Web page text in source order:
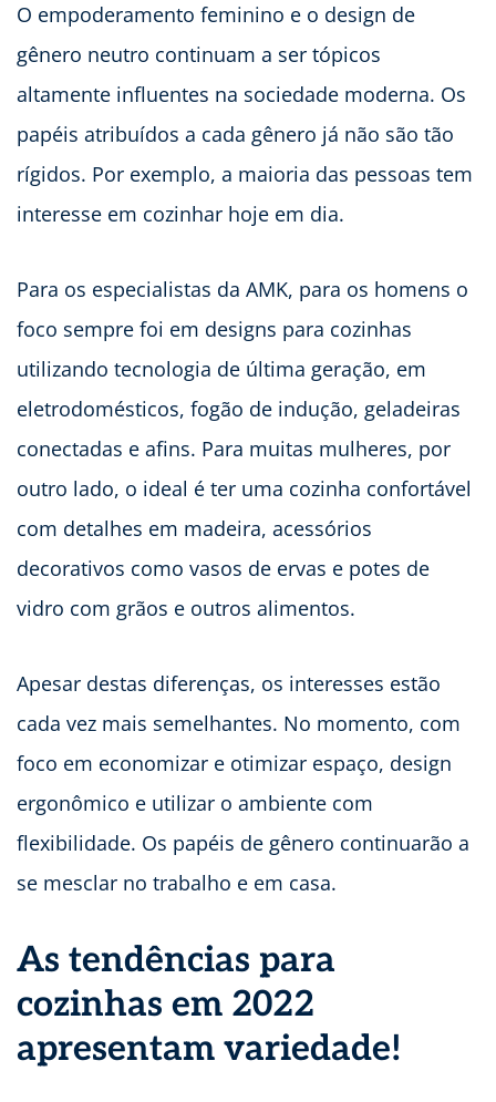
O empoderamento feminino e o design de
gênero neutro continuam a ser tópicos
altamente influentes na sociedade moderna. Os
papéis atribuídos a cada gênero já não são tão
rígidos. Por exemplo, a maioria das pessoas tem
interesse em cozinhar hoje em dia.
Para os especialistas da AMK, para os homens o
foco sempre foi em designs para cozinhas
utilizando tecnologia de última geração, em
eletrodomésticos, fogão de indução, geladeiras
conectadas e afins. Para muitas mulheres, por
outro lado, o ideal é ter uma cozinha confortável
com detalhes em madeira, acessórios
decorativos como vasos de ervas e potes de
vidro com grãos e outros alimentos.
Apesar destas diferenças, os interesses estão
cada vez mais semelhantes. No momento, com
foco em economizar e otimizar espaço, design
ergonômico e utilizar o ambiente com
flexibilidade. Os papéis de gênero continuarão a
se mesclar no trabalho e em casa.
As tendências para
cozinhas em 2022
apresentam variedade!